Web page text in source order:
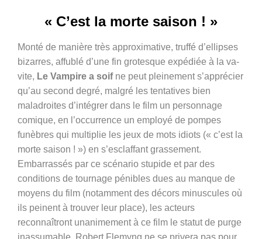
« C’est la morte saison ! »
Monté de manière très approximative, truffé d’ellipses
bizarres, affublé d’une fin grotesque expédiée à la va-
vite, Le Vampire a soifne peut pleinement s’apprécier
qu’au second degré, malgré les tentatives bien
maladroites d’intégrer dans le film un personnage
comique, en l’occurrence un employé de pompes
funèbres qui multiplie les jeux de mots idiots (« c’est la
morte saison ! ») en s’esclaffant grassement.
Embarrassés par ce scénario stupide et par des
conditions de tournage pénibles dues au manque de
moyens du film (notamment des décors minuscules où
ils peinent à trouver leur place), les acteurs
reconnaîtront unanimement à ce film le statut de purge